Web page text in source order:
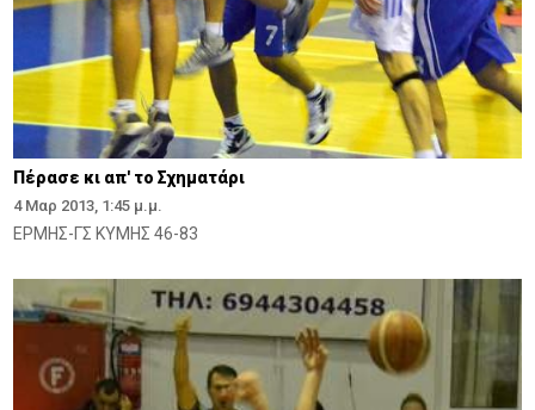
Πέρασε κι απ' το Σχηματάρι
4 Μαρ 2013, 1:45 μ.μ.
ΕΡΜΗΣ-ΓΣ ΚΥΜΗΣ 46-83